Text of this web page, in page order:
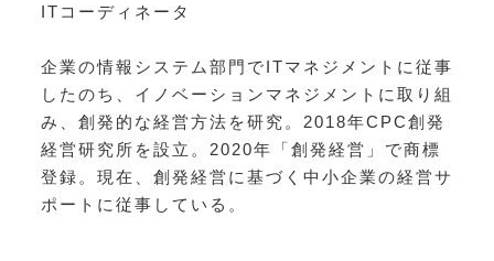
ITコーディネータ
企業の情報システム部門でITマネジメントに従事
したのち、イノベーションマネジメントに取り組
み、創発的な経営方法を研究。2018年CPC創発
経営研究所を設立。2020年「創発経営」で商標
登録。現在、創発経営に基づく中小企業の経営サ
ポートに従事している。